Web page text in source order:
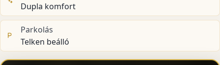
Dupla komfort
Parkolás
Telken beálló